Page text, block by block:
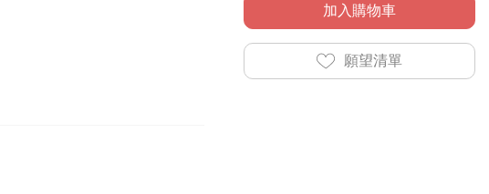
加入購物車
願望清單